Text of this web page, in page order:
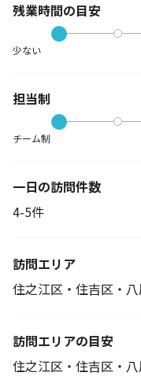
残業時間の目安
少ない
担当制
チーム制
一日の訪問件数
4-5件
訪問エリア
住之江区・住吉区・
訪問エリアの目安
住之江区・住吉区・